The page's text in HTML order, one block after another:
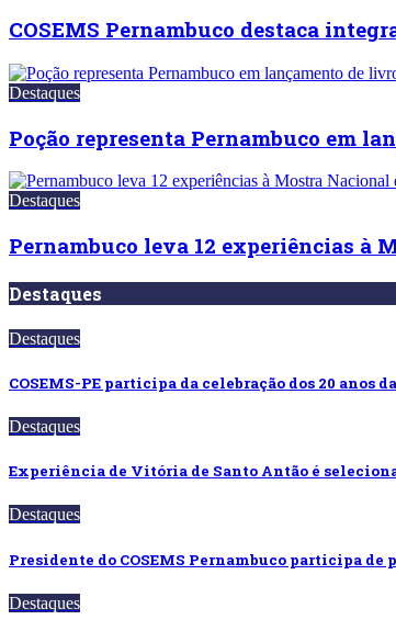
COSEMS Pernambuco destaca
Destaques
Poção representa Pernambuco em
Destaques
Pernambuco leva 12 experiências à
Destaques
Destaques
COSEMS-PE participa da celebração dos 20 anos
Destaques
Experiência de Vitória de Santo Antão é
Destaques
Presidente do COSEMS Pernambuco participa de
Destaques